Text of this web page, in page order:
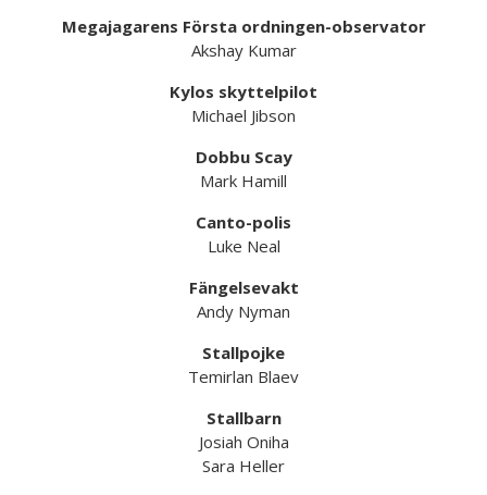
Megajagarens Första ordningen-observator
Akshay Kumar
Kylos skyttelpilot
Michael Jibson
Dobbu Scay
Mark Hamill
Canto-polis
Luke Neal
Fängelsevakt
Andy Nyman
Stallpojke
Temirlan Blaev
Stallbarn
Josiah Oniha
Sara Heller